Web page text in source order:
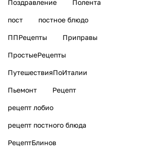
Поздравление Полента
пост постное блюдо
ППРецепты Приправы
ПростыеРецепты
ПутешествияПоИталии
Пьемонт Рецепт
рецепт лобио
рецепт постного блюда
РецептБлинов